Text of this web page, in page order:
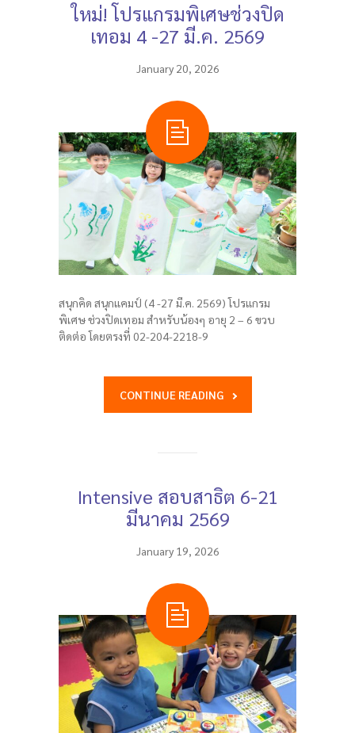
ติดต่อเรา
ใหม่! โปรแกรมพิเศษช่วงปิด
เทอม 4 -27 มี.ค. 2569
January 20, 2026
สนุกคิด สนุกแคมป์ (4 -27 มี.ค. 2569) โปรแกรม
พิเศษ ช่วงปิดเทอม สำหรับน้องๆ อายุ 2 – 6 ขวบ
ติดต่อ โดยตรงที่ 02-204-2218-9
CONTINUE READING
Intensive สอบสาธิต 6-21
มีนาคม 2569
January 19, 2026